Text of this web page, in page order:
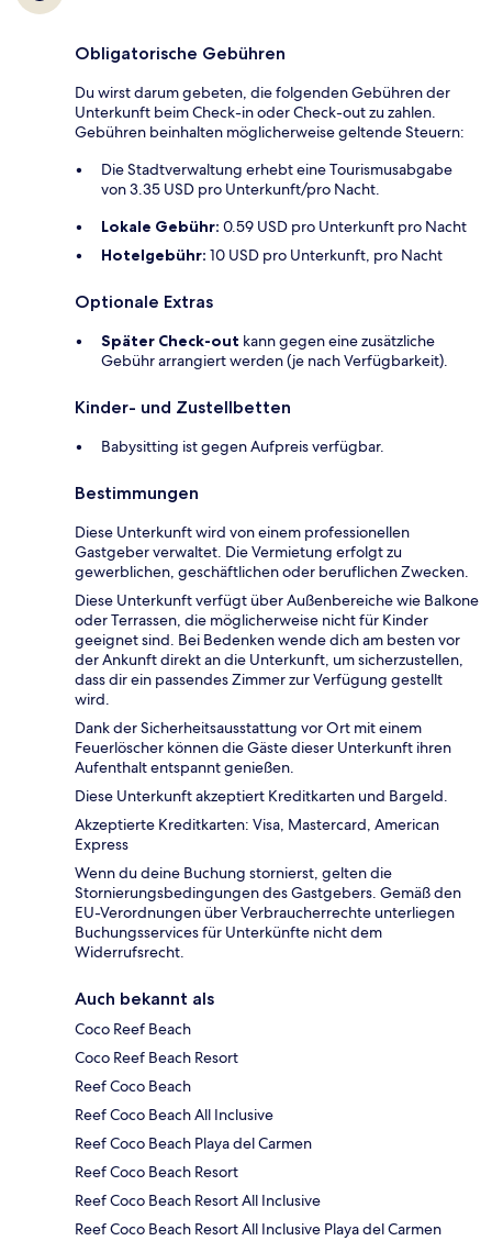
Obligatorische Gebühren
Du wirst darum gebeten, die folgenden Gebühren der
Unterkunft beim Check-in oder Check-out zu zahlen.
Gebühren beinhalten möglicherweise geltende Steuern:
Die Stadtverwaltung erhebt eine Tourismusabgabe
von 3.35 USD pro Unterkunft/pro Nacht.
Lokale Gebühr: 0.59 USD pro Unterkunft pro Nacht
Hotelgebühr: 10 USD pro Unterkunft, pro Nacht
Optionale Extras
Später Check-out kann gegen eine zusätzliche
Gebühr arrangiert werden (je nach Verfügbarkeit).
Kinder- und Zustellbetten
Babysitting ist gegen Aufpreis verfügbar.
Bestimmungen
Diese Unterkunft wird von einem professionellen
Gastgeber verwaltet. Die Vermietung erfolgt zu
gewerblichen, geschäftlichen oder beruflichen Zwecken.
Diese Unterkunft verfügt über Außenbereiche wie Balkone
oder Terrassen, die möglicherweise nicht für Kinder
geeignet sind. Bei Bedenken wende dich am besten vor
der Ankunft direkt an die Unterkunft, um sicherzustellen,
dass dir ein passendes Zimmer zur Verfügung gestellt
wird.
Dank der Sicherheitsausstattung vor Ort mit einem
Feuerlöscher können die Gäste dieser Unterkunft ihren
Aufenthalt entspannt genießen.
Diese Unterkunft akzeptiert Kreditkarten und Bargeld.
Akzeptierte Kreditkarten: Visa, Mastercard, American
Express
Wenn du deine Buchung stornierst, gelten die
Stornierungsbedingungen des Gastgebers. Gemäß den
EU-Verordnungen über Verbraucherrechte unterliegen
Buchungsservices für Unterkünfte nicht dem
Widerrufsrecht.
Auch bekannt als
Coco Reef Beach
Coco Reef Beach Resort
Reef Coco Beach
Reef Coco Beach All Inclusive
Reef Coco Beach Playa del Carmen
Reef Coco Beach Resort
Reef Coco Beach Resort All Inclusive
Reef Coco Beach Resort All Inclusive Playa del Carmen